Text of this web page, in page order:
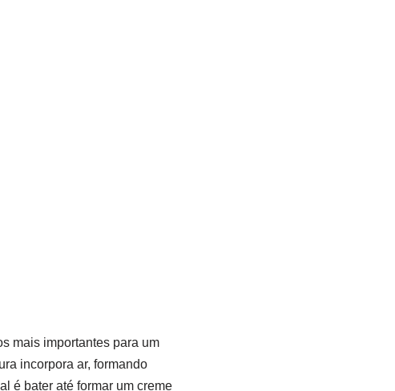
mais importantes para um
incorpora ar, formando
é bater até formar um creme